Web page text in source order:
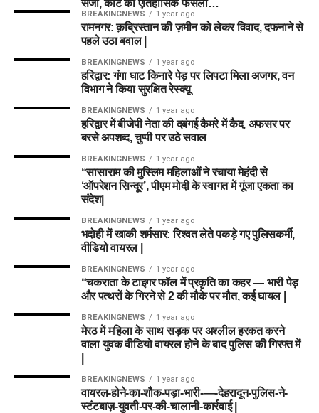
सजा, कोर्ट का ऐतिहासिक फैसला…
BREAKINGNEWS 1 year ago
रामनगर: क़ब्रिस्तान की ज़मीन को लेकर विवाद, दफनाने से
पहले उठा बवाल |
BREAKINGNEWS 1 year ago
हरिद्वार: गंगा घाट किनारे पेड़ पर लिपटा मिला अजगर, वन
विभाग ने किया सुरक्षित रेस्क्यू
BREAKINGNEWS 1 year ago
हरिद्वार में बीजेपी नेता की दबंगई कैमरे में कैद, अफसर पर
बरसे अपशब्द, चुप्पी पर उठे सवाल
BREAKINGNEWS 1 year ago
“सासाराम की मुस्लिम महिलाओं ने रचाया मेहंदी से
‘ऑपरेशन सिन्दूर’, पीएम मोदी के स्वागत में गूंजा एकता का
संदेश|
BREAKINGNEWS 1 year ago
भदोही में खाकी शर्मसार: रिश्वत लेते पकड़े गए पुलिसकर्मी,
वीडियो वायरल |
BREAKINGNEWS 1 year ago
“चकराता के टाइगर फॉल में प्रकृति का कहर — भारी पेड़
और पत्थरों के गिरने से 2 की मौके पर मौत, कई घायल |
BREAKINGNEWS 1 year ago
मेरठ में महिला के साथ सड़क पर अश्लील हरकत करने
वाला युवक वीडियो वायरल होने के बाद पुलिस की गिरफ्त में
BREAKINGNEWS 1 year ago
वायरल-होने-का-शौक-पड़ा-भारी-—-देहरादून-पुलिस-ने-
स्टंटबाज़-युवती-पर-की-चालानी-कार्रवाई |